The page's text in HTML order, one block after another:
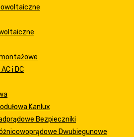
i DC
Kanlux
Bezpieczniki
Dwubiegunowe